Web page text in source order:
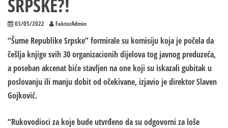
SRPSKE?!
03/05/2022 FaktorAdmin
“Šume Republike Srpske” formirale su komisiju koja je počela da
češlja knjige svih 30 organizacionih dijelova tog javnog preduzeća,
a poseban akcenat biće stavljen na one koji su iskazali gubitak u
poslovanju ili manju dobit od očekivane, izjavio je direktor Slaven
Gojković.
“Rukovodioci za koje bude utvrđeno da su odgovorni za loše